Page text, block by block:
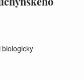
biologicky